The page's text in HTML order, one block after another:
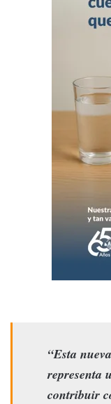
“Esta
representa
contribuir